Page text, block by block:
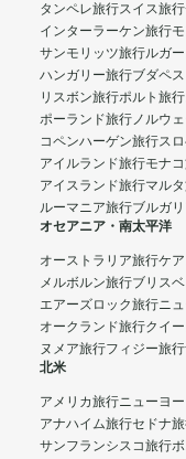
タンペレ旅行スイス旅行
インターラーケン旅行
サンモリッツ旅行ルガ
ハンガリー旅行ブダペ
リスボン旅行ポルト旅行
ポーランド旅行ノルウ
コペンハーゲン旅行ス
アイルランド旅行モナ
アイスランド旅行マル
ルーマニア旅行ブルガ
オセアニア・南太平洋
オーストラリア旅行ケ
メルボルン旅行ブリス
エアーズロック旅行ニ
オークランド旅行クイ
ヌメア旅行フィジー旅行
北米
アメリカ旅行ニューヨ
アナハイム旅行セドナ
サンフランシスコ旅行